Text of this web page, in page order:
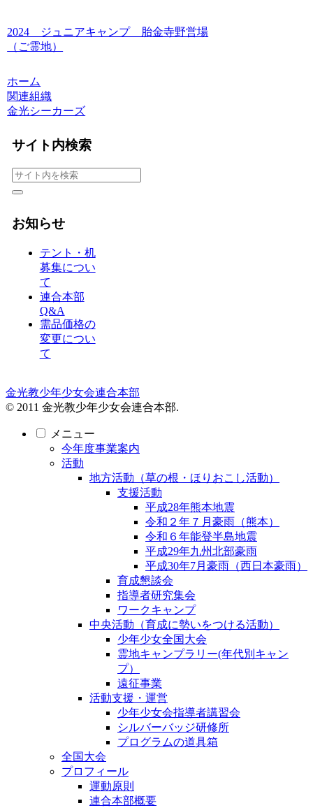
2024 ジュニアキャンプ 胎金寺野営場
（ご霊地）
ホーム
関連組織
金光シーカーズ
サイト内検索
お知らせ
テント・机
募集につい
て
連合本部
Q&A
需品価格の
変更につい
て
金光教少年少女会連合本部
© 2011 金光教少年少女会連合本部.
メニュー
今年度事業案内
活動
地方活動（草の根・ほりおこし活動）
支援活動
平成28年熊本地震
令和２年７月豪雨（熊本）
令和６年能登半島地震
平成29年九州北部豪雨
平成30年7月豪雨（西日本豪雨）
育成懇談会
指導者研究集会
ワークキャンプ
中央活動（育成に勢いをつける活動）
少年少女全国大会
霊地キャンプラリー(年代別キャン
プ）
遠征事業
活動支援・運営
少年少女会指導者講習会
シルバーバッジ研修所
プログラムの道具箱
全国大会
プロフィール
運動原則
連合本部概要